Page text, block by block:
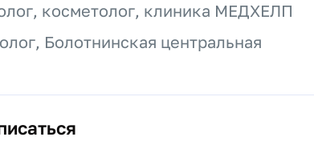
косметолог, клиника МЕДХЕЛП
Болотнинская центральная